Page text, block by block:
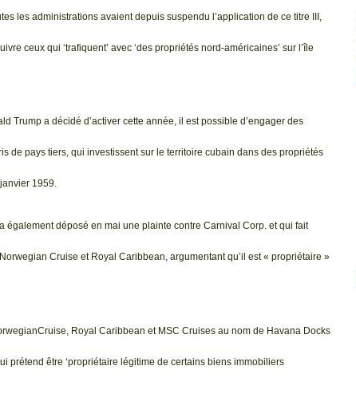
les administrations avaient depuis suspendu l’application de ce titre III,
ceux qui ‘trafiquent’ avec ‘des propriétés nord-américaines’ sur l’île
Trump a décidé d’activer cette année, il est possible d’engager des
de pays tiers, qui investissent sur le territoire cubain dans des propriétés
1959.
également déposé en mai une plainte contre Carnival Corp. et qui fait
Cruise et Royal Caribbean, argumentant qu’il est « propriétaire »
Royal Caribbean et MSC Cruises au nom de Havana Docks
prétend être ‘propriétaire légitime de certains biens immobiliers